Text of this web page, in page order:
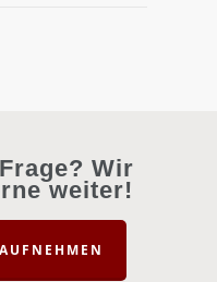
Wir
weiter!